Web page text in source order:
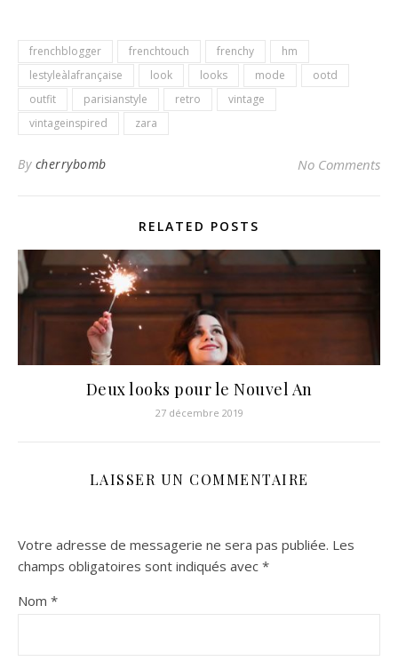
frenchblogger frenchtouch frenchy
hm
lestyleàlafrançaise
look looks mode
ootd
outfit
parisianstyle retro
vintage
vintageinspired
zara
By cherrybomb No Comments
RELATED POSTS
Deux looks pour le Nouvel An
27 décembre 2019
LAISSER UN COMMENTAIRE
Votre adresse de messagerie ne sera pas publiée. Les
champs obligatoires sont indiqués avec *
Nom *